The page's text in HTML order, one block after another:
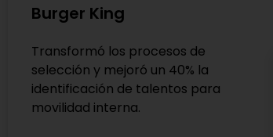
Burger King
Transformó los procesos de
selección y mejoró un 40% la
identificación de talentos para
movilidad interna.